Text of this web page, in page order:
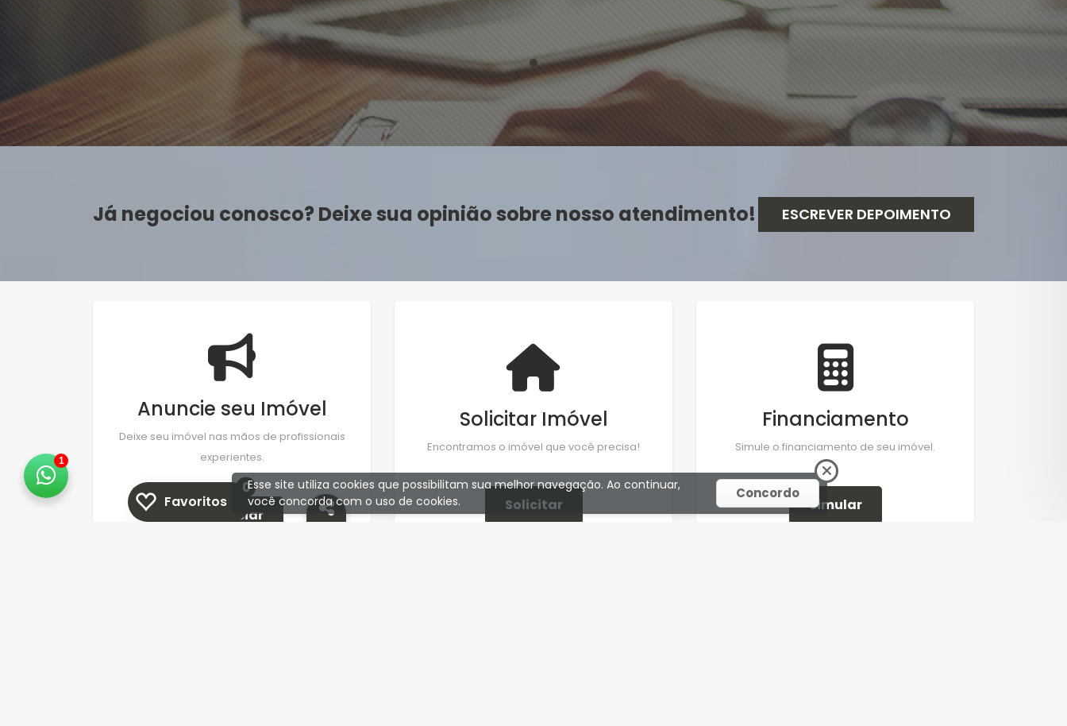
Já negociou conosco? Deixe sua opinião sobre nosso atendimento! ESCREVER DEPOIMENTO
Anuncie seu Imóvel
Deixe seu imóvel nas mãos de profissionais
experientes.
Anunciar
Solicitar Imóvel
Encontramos o imóvel que você precisa!
Solicitar
Financiamento
Simule o financiamento de seu imóvel.
Simular
1
Favoritos
0Esse site utiliza cookies que possibilitam sua melhor navegação. Ao continuar,
você concorda com o uso de cookies.
Concordo